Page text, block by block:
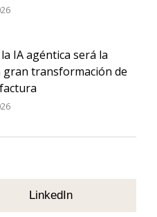
IA agéntica será la
gran transformación de
LinkedIn